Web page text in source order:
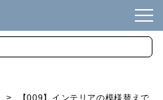
【009】インテリアの模様替えで